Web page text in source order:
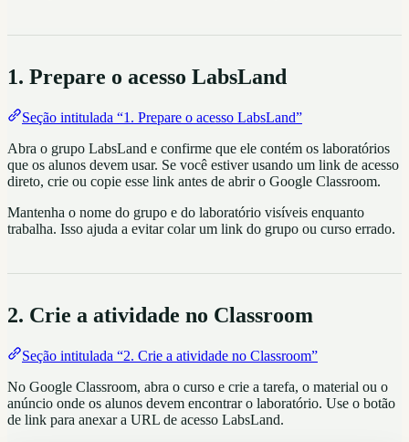
1. Prepare o acesso LabsLand
Seção intitulada “1. Prepare o acesso LabsLand”
Abra o grupo LabsLand e confirme que ele contém os laboratórios
que os alunos devem usar. Se você estiver usando um link de acesso
direto, crie ou copie esse link antes de abrir o Google Classroom.
Mantenha o nome do grupo e do laboratório visíveis enquanto
trabalha. Isso ajuda a evitar colar um link do grupo ou curso errado.
2. Crie a atividade no Classroom
Seção intitulada “2. Crie a atividade no Classroom”
No Google Classroom, abra o curso e crie a tarefa, o material ou o
anúncio onde os alunos devem encontrar o laboratório. Use o botão
de link para anexar a URL de acesso LabsLand.